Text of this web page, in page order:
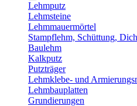
Lehmputz
Lehmsteine
Lehmmauermörtel
Stampflehm, Schüttung,
Baulehm
Kalkputz
Putzträger
Lehmklebe- und
Lehmbauplatten
Grundierungen